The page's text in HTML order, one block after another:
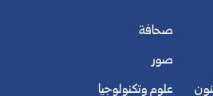
صحافة
صور
علوم وتكنولوجيا